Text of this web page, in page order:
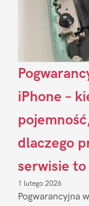
iPhone –
dlaczego
serwisie
1 lutego 2026
Pogwarancyjna